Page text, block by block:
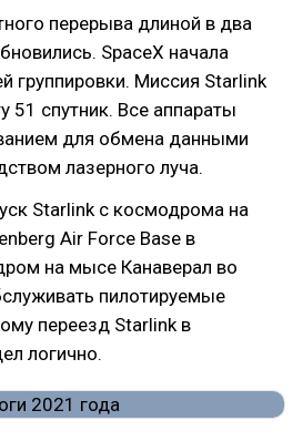
перерыва длиной в два
SpaceX начала
группировки. Миссия Starlink
51 спутник. Все аппараты
для обмена данными
лазерного луча.
Starlink с космодрома на
Air Force Base в
на мысе Канаверал во
пилотируемые
переезд Starlink в
логично.